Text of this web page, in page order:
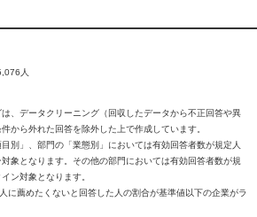
人
、データクリーニング（回収したデータから不正回答や異
から外れた回答を除外した上で作成しています。
別」、部門の「業態別」においては有効回答者数が規定人
象となります。その他の部門においては有効回答者数が規
ン対象となります。
に薦めたくないと回答した人の割合が基準値以下の企業がラ